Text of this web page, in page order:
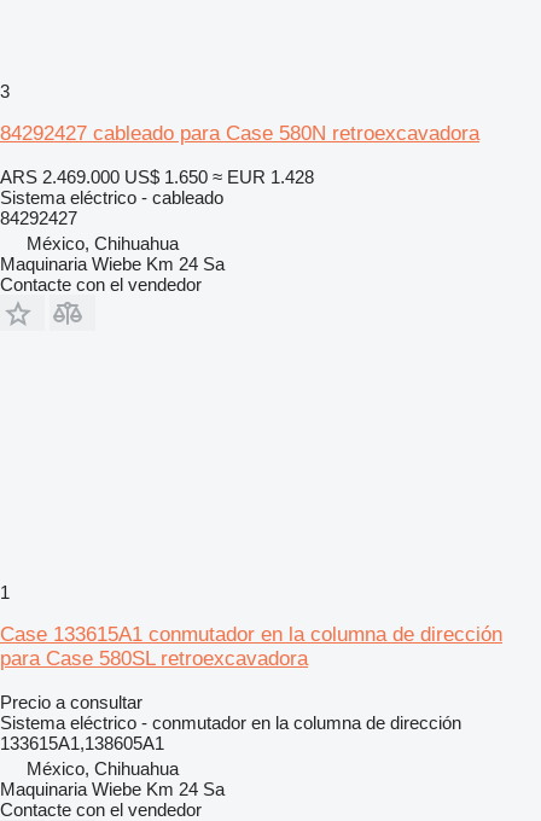
3
84292427 cableado para Case 580N retroexcavadora
ARS 2.469.000 US$ 1.650 ≈ EUR 1.428
Sistema eléctrico - cableado
84292427
México, Chihuahua
Maquinaria Wiebe Km 24 Sa
Contacte con el vendedor
1
Case 133615A1 conmutador en la columna de dirección
para Case 580SL retroexcavadora
Precio a consultar
Sistema eléctrico - conmutador en la columna de dirección
133615A1,138605A1
México, Chihuahua
Maquinaria Wiebe Km 24 Sa
Contacte con el vendedor